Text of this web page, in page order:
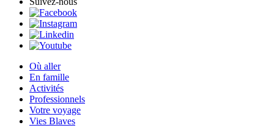
Où aller
En famille
Activités
Professionnels
Votre voyage
Vies Blaves